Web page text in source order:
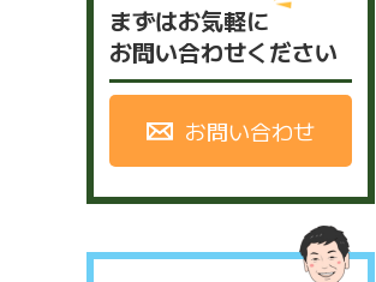
まずはお気軽に
お問い合わせください
お問い合わせ